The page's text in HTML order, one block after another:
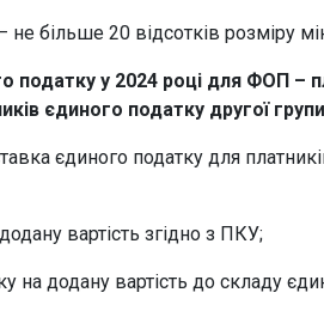
більше 20 відсотків розміру
у 2024 році для ФОП –
єдиного податку другої
єдиного податку для
вартість згідно з ПКУ;
на додану вартість до складу